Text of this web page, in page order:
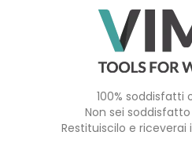
100% soddisfatti
Non sei
Restituiscilo e riceverai